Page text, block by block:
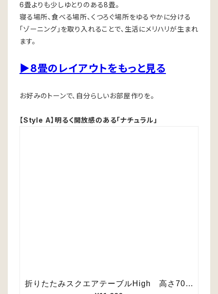
6畳よりも少しゆとりのある8畳。
寝る場所、食べる場所、くつろぐ場所をゆるやかに分ける
「ゾーニング」を取り入れることで、生活にメリハリが生まれ
ます。
▶8畳のレイアウトをもっと見る
お好みのトーンで、自分らしいお部屋作りを。
【Style A】明るく開放感のある「ナチュラル」